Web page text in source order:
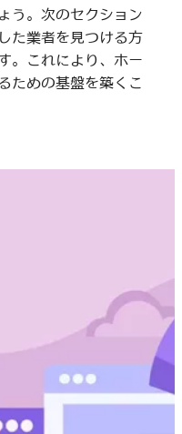
う。次のセクション
た業者を見つける方
。これにより、ホー
ための基盤を築くこ